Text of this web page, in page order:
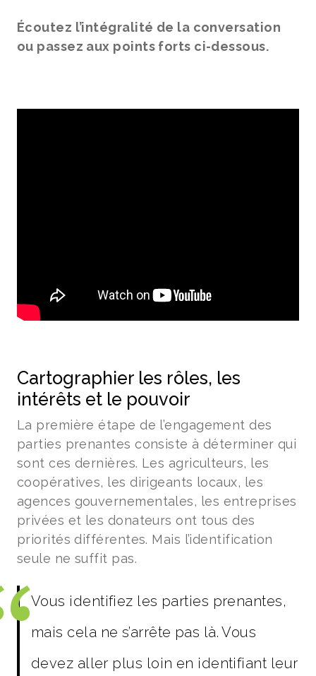
Écoutez l’intégralité de la conversation
ou passez aux points forts ci-dessous.
Cartographier les rôles, les
intérêts et le pouvoir
La première étape de l’engagement des
parties prenantes consiste à déterminer qui
sont ces dernières. Les agriculteurs, les
coopératives, les dirigeants locaux, les
agences gouvernementales, les entreprises
privées et les donateurs ont tous des
priorités différentes. Mais l’identification
seule ne suffit pas.
Vous identifiez les parties prenantes,
mais cela ne s’arrête pas là. Vous
devez aller plus loin en identifiant leur